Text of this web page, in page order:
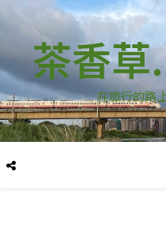
茶香草
在旅行的路